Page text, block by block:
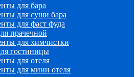
для бара
для суши бара
для фаст фуда
прачечной
для химчистки
гостиницы
для отеля
для мини отеля